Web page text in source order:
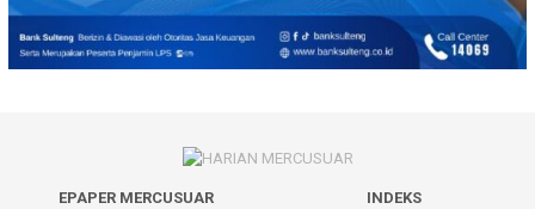
EPAPER MERCUSUAR
INDEKS